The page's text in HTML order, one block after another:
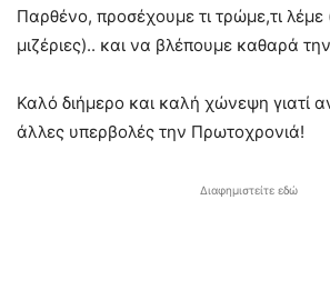
Παρθένο, προσέχουμε τι τρώμε,τι λέμε
μιζέριες).. και να βλέπουμε καθαρά
Καλό διήμερο και καλή χώνεψη γιατί
άλλες υπερβολές την Πρωτοχρονιά!
Διαφημιστείτε εδώ